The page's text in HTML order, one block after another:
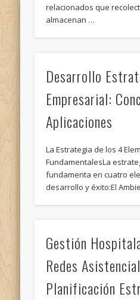
relacionados que
almacenan …
Desarrollo
Empresarial:
Aplicaciones
La Estrategia de los 4
FundamentalesLa
fundamenta en cuatro
desarrollo y éxito:El
Gestión
Redes
Planificación